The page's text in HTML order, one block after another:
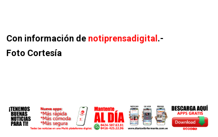
Con información de notiprensadigital .-
Foto Cortesía